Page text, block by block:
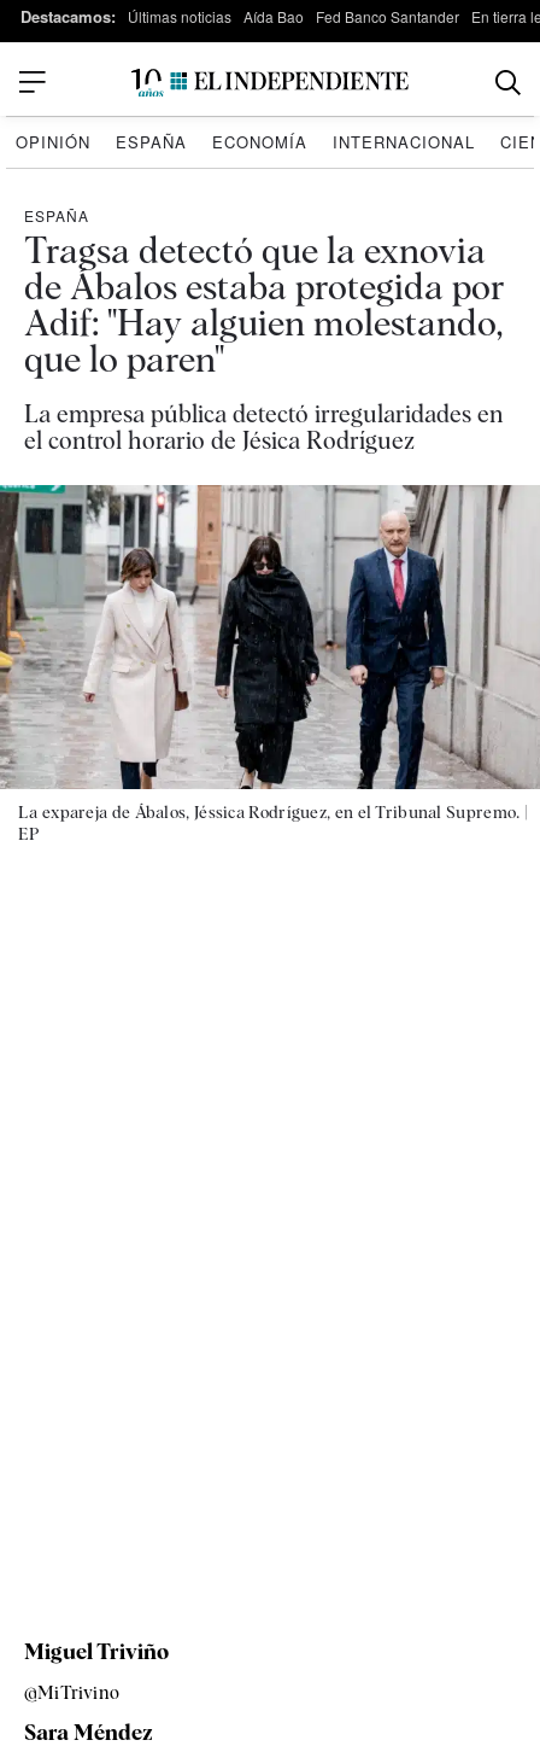
Destacamos: Últimas noticias Aída Bao Fed Banco Santander En tierra
OPINIÓN ESPAÑA ECONOMÍA INTERNACIONAL
ESPAÑA
Tragsa detectó que la exnovia
de Ábalos estaba protegida por
Adif: "Hay alguien molestando,
que lo paren"
La empresa pública detectó irregularidades en
el control horario de Jésica Rodríguez
La expareja de Ábalos, Jéssica Rodríguez, en el Tribunal Supremo. |
EP
Miguel Triviño
@MiTrivino
Sara Méndez